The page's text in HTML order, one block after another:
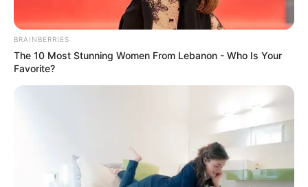
BRAINBERRIES
The 10 Most Stunning Women From Lebanon - Who Is Your
Favorite?